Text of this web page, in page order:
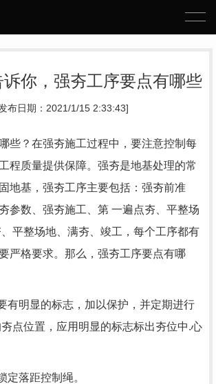
你，强夯工序要点有哪些
布日期：2021/1/15 2:33:43]
些？在强夯施工过程中，要注意控制每
程质量提供保障。强夯是地基处理的常
地基，强夯工序主要包括：强夯前准
参数、强夯施工、第 一遍点夯、平整场
平整场地、满夯、竣工，每个工序都有
严格要求。那么，强夯工序要点有哪
有明显的标志，加以保护，并定期进行
点位置，应用明显的标志标出夯位中.心
定落距控制绳。